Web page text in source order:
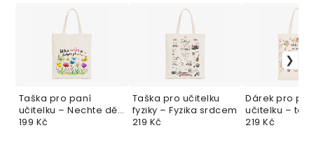
Taška pro paní
učitelku – Nechte děti
růst
199 Kč
Taška pro učitelku
fyziky – Fyzika srdcem
219 Kč
Dárek pro
učitelku –
poděkováním
219 Kč